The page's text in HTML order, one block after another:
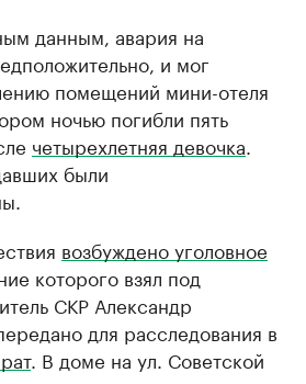
данным, авария на
и мог
помещений мини-отеля
ночью погибли пять
четырехлетняя девочка
были
возбуждено уголовное
которого взял под
СКР Александр
для расследования в
. В доме на ул. Советской